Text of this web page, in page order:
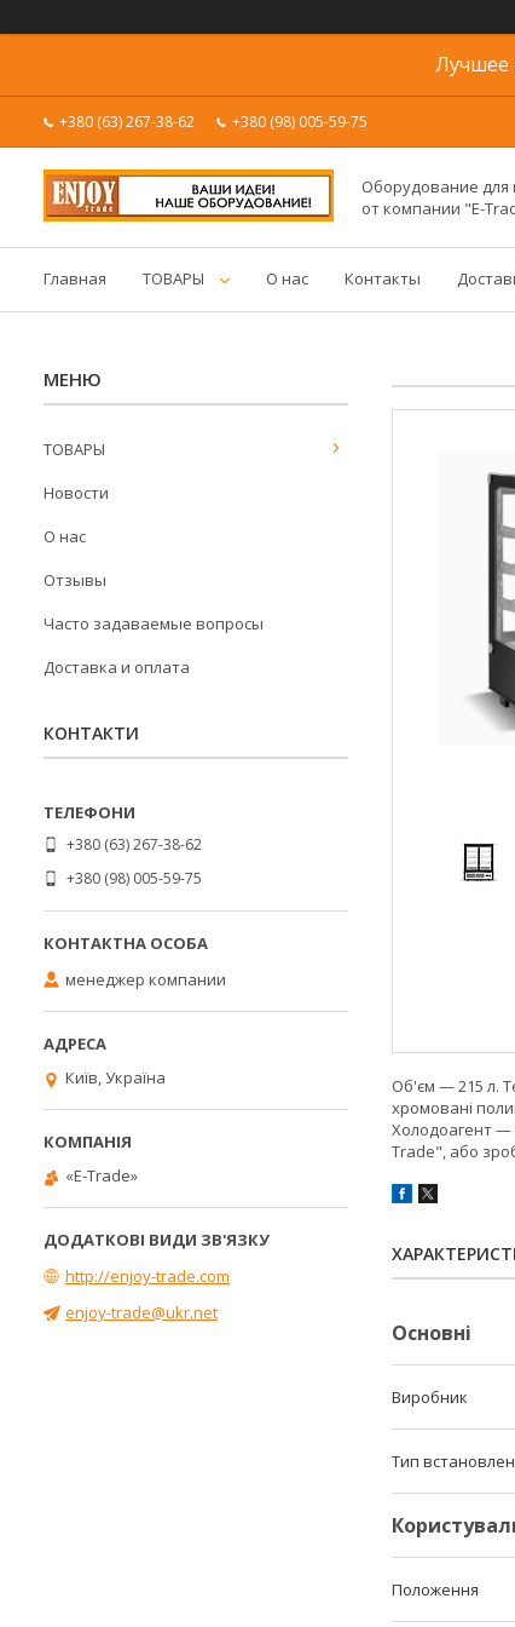
Лучшее
+380 (63) 267-38-62 +380 (98) 005-59-75
Оборудование для
от компании "E-
Главная ТОВАРЫ О нас Контакты
Об'єм — 215 л.
хромовані
Холодоагент —
Trade", або
Основні
Виробник
Тип
Положення
ТОВАРЫ
Новости
О нас
Отзывы
Часто задаваемые вопросы
Доставка и оплата
КОНТАКТИ
+380 (63) 267-38-62
+380 (98) 005-59-75
менеджер компании
Київ, Україна
«E-Trade»
http://enjoy-trade.com
enjoy-trade@ukr.net